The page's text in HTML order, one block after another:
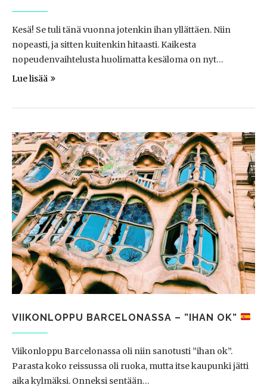
Kesä! Se tuli tänä vuonna jotenkin ihan yllättäen. Niin
nopeasti, ja sitten kuitenkin hitaasti. Kaikesta
nopeudenvaihtelusta huolimatta kesäloma on nyt…
Lue lisää
VIIKONLOPPU BARCELONASSA – ”IHAN OK”
Viikonloppu Barcelonassa oli niin sanotusti ”ihan ok”.
Parasta koko reissussa oli ruoka, mutta itse kaupunki jätti
aika kylmäksi. Onneksi sentään…